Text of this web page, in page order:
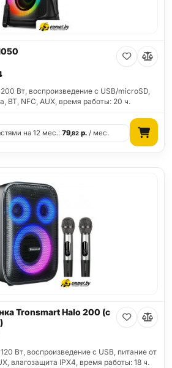
Вт, воспроизведение с USB/microSD,
BT, NFC, AUX, время работы: 20 ч.
на 12 мес.:79,82 р. / мес.
Tronsmart Halo 200 (с
Вт, воспроизведение с USB, питание от
влагозащита IPX4, время работы: 18 ч.